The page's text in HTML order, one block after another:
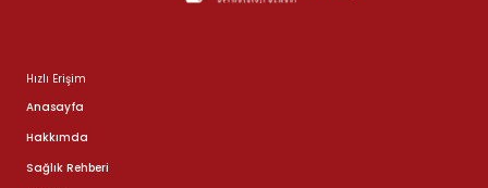
Hızlı Erişim
Anasayfa
Hakkımda
Sağlık Rehberi